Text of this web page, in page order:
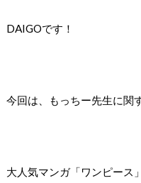
DAIGOです！
今回は、もっちー先生に関
大人気マンガ「ワンピース